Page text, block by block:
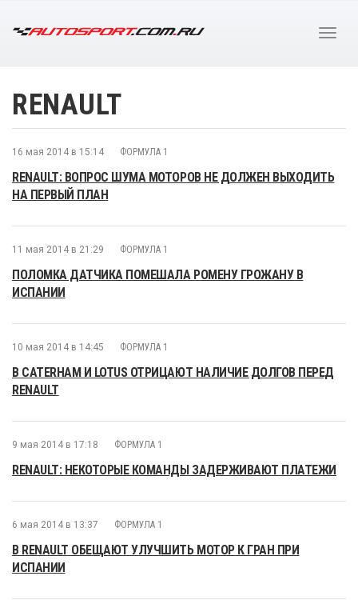
RENAULT
16 мая 2014 в 15:14 ФОРМУЛА 1
RENAULT: ВОПРОС ШУМА МОТОРОВ НЕ ДОЛЖЕН ВЫХОДИТЬ
НА ПЕРВЫЙ ПЛАН
11 мая 2014 в 21:29 ФОРМУЛА 1
ПОЛОМКА ДАТЧИКА ПОМЕШАЛА РОМЕНУ ГРОЖАНУ В
ИСПАНИИ
10 мая 2014 в 14:45 ФОРМУЛА 1
В CATERHAM И LOTUS ОТРИЦАЮТ НАЛИЧИЕ ДОЛГОВ ПЕРЕД
RENAULT
9 мая 2014 в 17:18 ФОРМУЛА 1
RENAULT: НЕКОТОРЫЕ КОМАНДЫ ЗАДЕРЖИВАЮТ ПЛАТЕЖИ
6 мая 2014 в 13:37 ФОРМУЛА 1
В RENAULT ОБЕЩАЮТ УЛУЧШИТЬ МОТОР К ГРАН ПРИ
ИСПАНИИ